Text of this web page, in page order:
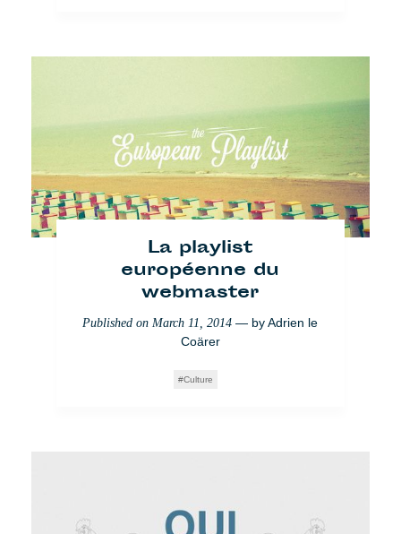
La playlist
européenne du
webmaster
Published on March 11, 2014 — byAdrien le
Coärer
Culture